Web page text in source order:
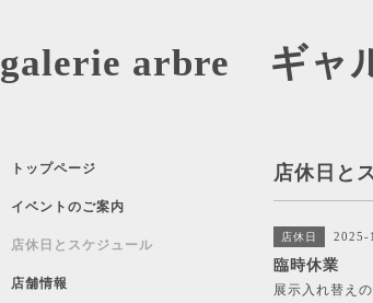
galerie arbre ギャ
店休日と
店休日 2025-
臨時休業
展示入れ替え
トップページ
イベントのご案内
店休日とスケジュール
店舗情報